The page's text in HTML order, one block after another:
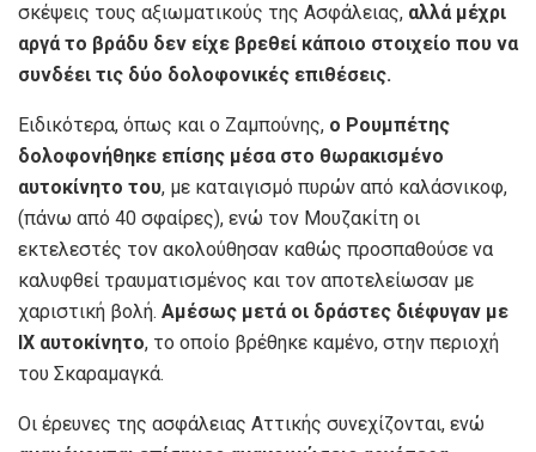
σκέψεις τους αξιωματικούς της Ασφάλειας, αλλά μέχρι
αργά το βράδυ δεν είχε βρεθεί κάποιο στοιχείο που να
συνδέει τις δύο δολοφονικές επιθέσεις.
Ειδικότερα, όπως και ο Ζαμπούνης, ο Ρουμπέτης
δολοφονήθηκε επίσης μέσα στο θωρακισμένο
αυτοκίνητο του, με καταιγισμό πυρών από καλάσνικοφ,
(πάνω από 40 σφαίρες), ενώ τον Μουζακίτη οι
εκτελεστές τον ακολούθησαν καθώς προσπαθούσε να
καλυφθεί τραυματισμένος και τον αποτελείωσαν με
χαριστική βολή. Αμέσως μετά οι δράστες διέφυγαν με
ΙΧ αυτοκίνητο, το οποίο βρέθηκε καμένο, στην περιοχή
του Σκαραμαγκά.
Οι έρευνες της ασφάλειας Αττικής συνεχίζονται, ενώ